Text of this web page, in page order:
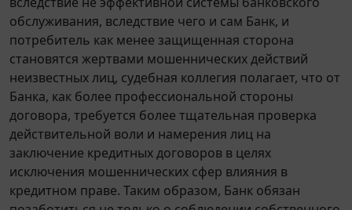
обслуживания, вследствие чего и сам Банк, и
потребитель как менее защищенная сторона
становятся жертвами мошеннических действий
неизвестных лиц, судебная коллегия полагает, что от
Банка, как более профессиональной стороны
договора, требуется более тщательная проверка
действительной воли и намерения лиц на
заключение кредитных договоров в целях
исключения мошеннических сфер влияния в
кредитном праве. Таким образом, Банк обязан